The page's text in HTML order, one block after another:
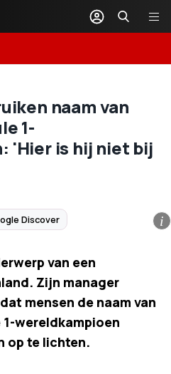
naam van
1-
'Hier is hij niet bij
Discover i
van een
Zijn manager
mensen de naam van
wereldkampioen
op te lichten.